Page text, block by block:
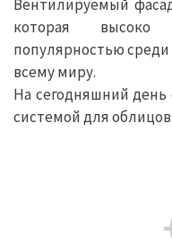
Вентилируемый
которая
популярностью
всему миру.
На сегодняшний день
системой для